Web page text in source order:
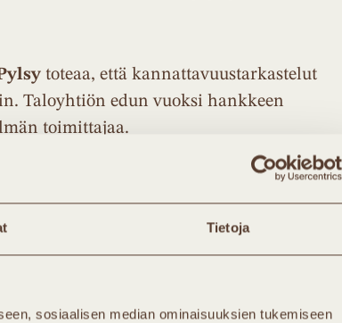
Tietoja
sosiaalisen median ominaisuuksien tukemiseen
toteaa, että kannattavuustarkastelut
Taloyhtiön edun vuoksi hankkeen
toimittajaa.
kummeksuu taloyhtiöiden uhkarohkeutta.